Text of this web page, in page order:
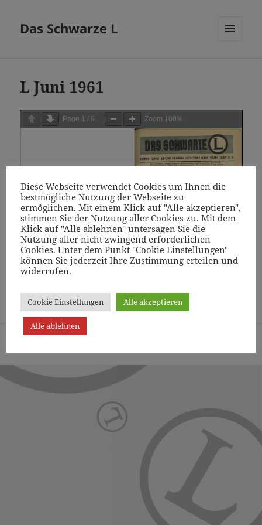
Das Schwarze L
L Juni 1961
Page 1 / 9 Zoom 100%
Page1/9 Zoom100%
Diese Webseite verwendet Cookies um Ihnen die
bestmögliche Nutzung der Webseite zu
ermöglichen. Mit einem Klick auf "Alle akzeptieren",
stimmen Sie der Nutzung aller Cookies zu. Mit dem
Klick auf "Alle ablehnen" untersagen Sie die
Nutzung aller nicht zwingend erforderlichen
Cookies. Unter dem Punkt "Cookie Einstellungen"
können Sie jederzeit Ihre Zustimmung erteilen und
widerrufen.
Cookie Einstellungen Alle akzeptieren
Alle ablehnen